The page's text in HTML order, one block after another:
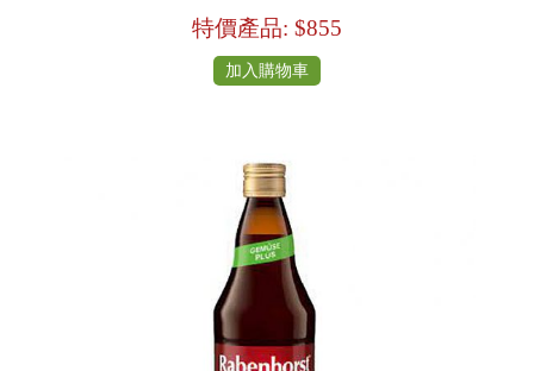
特價產品: $855
加入購物車